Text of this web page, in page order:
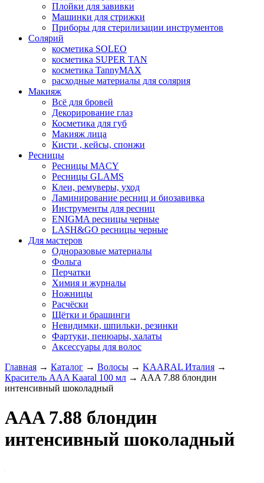
Плойки для завивки
Машинки для стрижки
Приборы для стерилизации инструментов
Солярий
косметика SOLEO
косметика SUPER TAN
косметика TannyMAX
расходные материалы для солярия
Макияж
Всё для бровей
Декорирование глаз
Косметика для губ
Макияж лица
Кисти , кейсы, спонжи
Ресницы
Ресницы MACY
Ресницы GLAMS
Клеи, ремуверы, уход
Ламинирование ресниц и биозавивка
Инструменты для ресниц
ENIGMA ресницы черные
LASH&GO ресницы черные
Для мастеров
Одноразовые материалы
Фольга
Перчатки
Химия и журналы
Ножницы
Расчёски
Щётки и брашинги
Невидимки, шпильки, резинки
Фартуки, пенюары, халаты
Аксессуары для волос
Главная → Каталог → Волосы → KAARAL Италия →
Краситель AAA Kaaral 100 мл → AAA 7.88 блондин
интенсивный шоколадный
AAA 7.88 блондин
интенсивный шоколадный